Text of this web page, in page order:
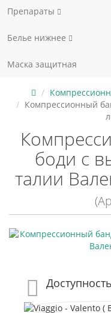
Препараты
Белье нижнее
Маска защитная
Компрессионный
боди с
талии